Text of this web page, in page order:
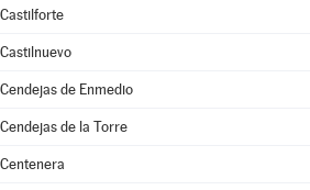
Castilforte
Castilnuevo
Cendejas de Enmedio
Cendejas de la Torre
Centenera